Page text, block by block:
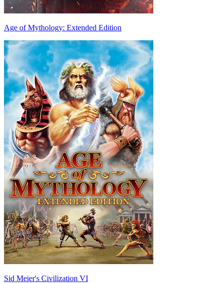
Age of Mythology: Extended Edition
Sid Meier's Civilization VI